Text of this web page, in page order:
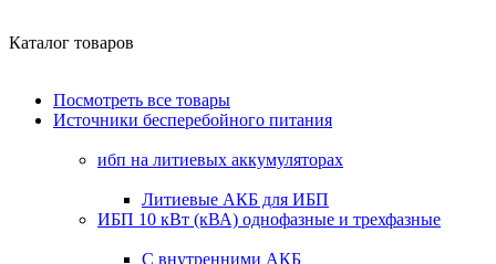
Каталог товаров
Посмотреть все товары
Источники бесперебойного питания
ибп на литиевых аккумуляторах
Литиевые АКБ для ИБП
ИБП 10 кВт (кВА) однофазные и трехфазные
С внутренними АКБ